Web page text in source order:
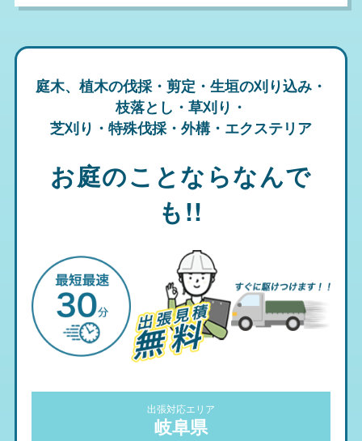
庭木、植木の伐採・剪定・生垣の刈り込み・
枝落とし・草刈り・
芝刈り・特殊伐採・外構・エクステリア
お庭のことならなんで
も!!
出張対応エリア
岐阜県